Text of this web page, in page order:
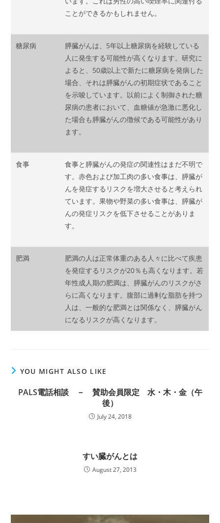
ことができるかもしれません。
糖尿病
膵臓がんは、5年以上糖尿病を経験している
人に発生する可能性が高くなります。研究に
よると、50歳以上で新たに糖尿病を発病した
場合、それは膵臓がんの初期症状であること
を示唆しています。以前によく制御された糖
尿病の患者において、血糖値が急激に悪化し
た場合も膵臓がんの徴候である可能性があり
ます。
食事
食事と膵臓がんの発症の関連性はまだ不明で
す。赤色および加工肉の多い食事は、膵臓が
んを発症するリスクを増大させると考えられ
ています。果物や野菜の多い食事は、膵臓が
んの発症リスクを低下させることがありま
す。
肥満
肥満の人は正常体重のある人々に比べて疾患
を発症するリスクが20％も高くなります。若
年性成人期の肥満は、膵臓がんのリスクがさ
らに高くなります。腹部に過剰な脂肪を持つ
人は、一般的な肥満とは関係なく、膵臓がん
になるリスクが高くなります。
YOU MIGHT ALSO LIKE
PALS電話相談 － 賛助会員限定 水・木・金（午
後）
July 24, 2018
すい臓がんとは
August 27, 2013